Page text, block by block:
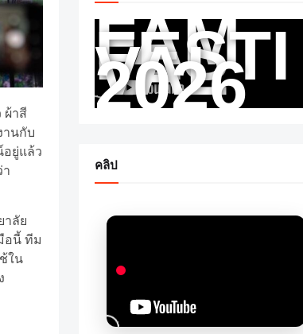
ผ้าสี
านกับ
ยู่แล้ว
ลัย
อนี้ ทีม
ใน
FAM
FESTI
VAL
2026
คลิป